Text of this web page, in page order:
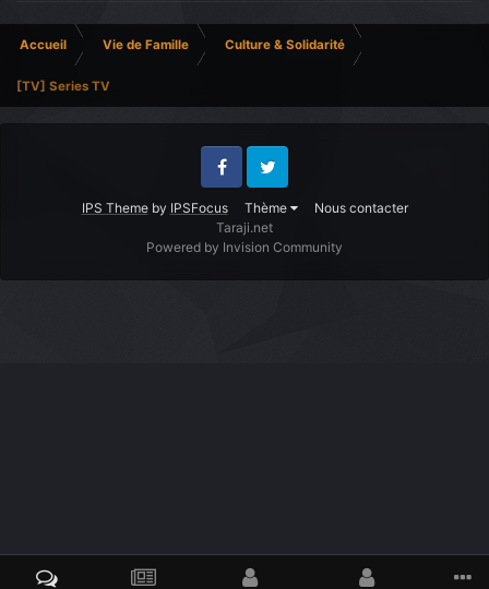
Accueil Vie de Famille Culture & Solidarité
[TV] Series TV
IPS Themeby IPSFocus Thème Nous contacter
FacebookTwitter
Taraji.net
Powered by Invision Community